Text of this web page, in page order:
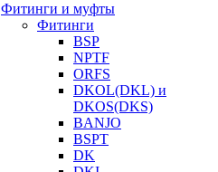
Фитинги и муфты
Фитинги
BSP
NPTF
ORFS
DKOL(DKL) и
DKOS(DKS)
BANJO
BSPT
DK